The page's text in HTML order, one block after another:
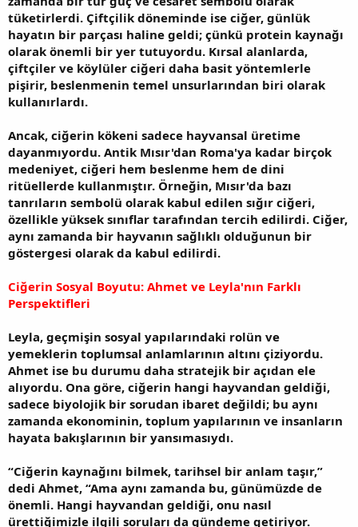
tüketirlerdi. Çiftçilik döneminde ise ciğer, günlük
hayatın bir parçası haline geldi; çünkü protein kaynağı
olarak önemli bir yer tutuyordu. Kırsal alanlarda,
çiftçiler ve köylüler ciğeri daha basit yöntemlerle
pişirir, beslenmenin temel unsurlarından biri olarak
kullanırlardı.
Ancak, ciğerin kökeni sadece hayvansal üretime
dayanmıyordu. Antik Mısır'dan Roma'ya kadar birçok
medeniyet, ciğeri hem beslenme hem de dini
ritüellerde kullanmıştır. Örneğin, Mısır'da bazı
tanrıların sembolü olarak kabul edilen sığır ciğeri,
özellikle yüksek sınıflar tarafından tercih edilirdi. Ciğer,
aynı zamanda bir hayvanın sağlıklı olduğunun bir
göstergesi olarak da kabul edilirdi.
Ciğerin Sosyal Boyutu: Ahmet ve Leyla'nın Farklı
Perspektifleri
Leyla, geçmişin sosyal yapılarındaki rolün ve
yemeklerin toplumsal anlamlarının altını çiziyordu.
Ahmet ise bu durumu daha stratejik bir açıdan ele
alıyordu. Ona göre, ciğerin hangi hayvandan geldiği,
sadece biyolojik bir sorudan ibaret değildi; bu aynı
zamanda ekonominin, toplum yapılarının ve insanların
hayata bakışlarının bir yansımasıydı.
“Ciğerin kaynağını bilmek, tarihsel bir anlam taşır,”
dedi Ahmet, “Ama aynı zamanda bu, günümüzde de
önemli. Hangi hayvandan geldiği, onu nasıl
ürettiğimizle ilgili soruları da gündeme getiriyor.